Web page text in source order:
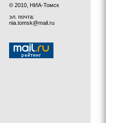
© 2010, НИА-Томск
эл. почта:
nia.tomsk@mail.ru